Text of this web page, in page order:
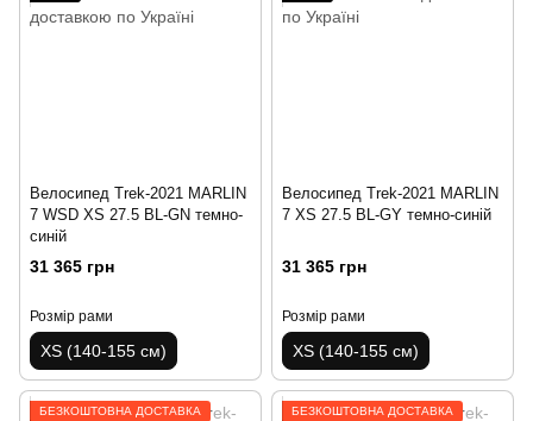
Велосипед Trek-2021 MARLIN
7 WSD XS 27.5 BL-GN темно-
синій
31 365 грн
Розмір рами
XS (140-155 см)
Велосипед Trek-2021 MARLIN
7 XS 27.5 BL-GY темно-синій
31 365 грн
Розмір рами
XS (140-155 см)
БЕЗКОШТОВНА ДОСТАВКА
БЕЗКОШТОВНА ДОСТАВКА